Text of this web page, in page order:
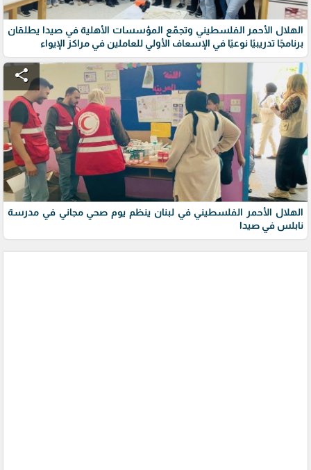
الهلال الأحمر الفلسطيني وتجمّع المؤسسات الأهلية في صيدا يطلقان
برنامجًا تدريبيًا نوعيًا في الإسعاف الأولي للعاملين في مراكز الإيواء
share
الهلال الأحمر الفلسطيني في لبنان ينظم يوم صحي مجاني في مدرسة
نابلس في صيدا